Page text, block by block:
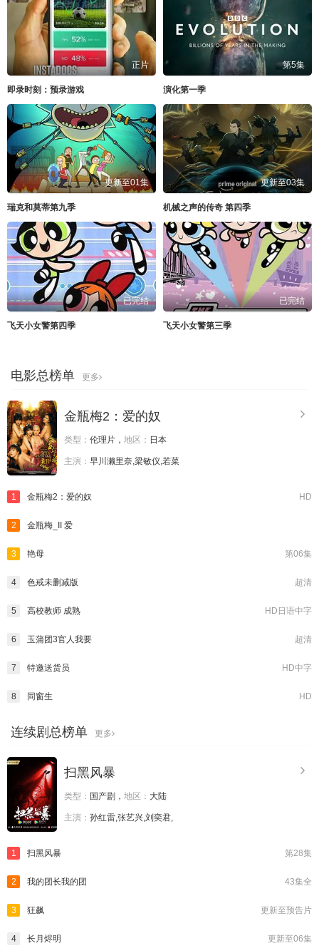
正片
即录时刻：预录游戏
第5集
演化第一季
更新至01集
瑞克和莫蒂第九季
更新至03集
机械之声的传奇 第四季
已完结
飞天小女警第四季
已完结
飞天小女警第三季
电影总榜单 更多
金瓶梅2：爱的奴
类型： 伦理片， 地区： 日本
主演： 早川濑里奈,梁敏仪,若菜
HD
1 金瓶梅2：爱的奴
2 金瓶梅_II 爱
第06集
3 艳母
超清
4 色戒未删减版
HD日语中字
5 高校教师 成熟
超清
6 玉蒲团3官人我要
HD中字
7 特邀送货员
HD
8 同窗生
连续剧总榜单 更多
扫黑风暴
类型： 国产剧， 地区： 大陆
主演： 孙红雷,张艺兴,刘奕君,
第28集
1 扫黑风暴
43集全
2 我的团长我的团
更新至预告片
3 狂飙
更新至06集
4 长月烬明